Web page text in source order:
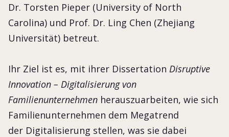
Dr. Torsten Pieper (University of North
Carolina) und Prof. Dr. Ling Chen (Zhejiang
Universität) betreut.
Ihr Ziel ist es, mit ihrer Dissertation Disruptive
Innovation – Digitalisierung von
Familienunternehmen herauszuarbeiten, wie sich
Familienunternehmen dem Megatrend
der Digitalisierung stellen, was sie dabei